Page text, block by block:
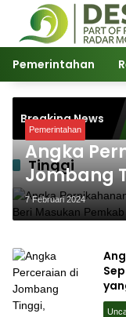
Langsung
konten
Pemerintahan
Breaking News
Sukses Digelar,
Ribuan
Tinggi
Pemerintahan
Angka
Jombang
Beri
Kemenag
7 Februari 2024